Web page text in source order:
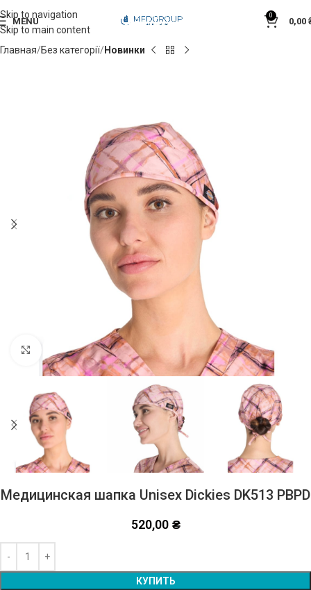
Skip to navigation
Skip to main content
MENU
0
0,00
Главная Без категорії Новинки
Click to enlarge
Медицинская шапка Unisex Dickies DK513 PBPD
520,00 ₴
КУПИТЬ